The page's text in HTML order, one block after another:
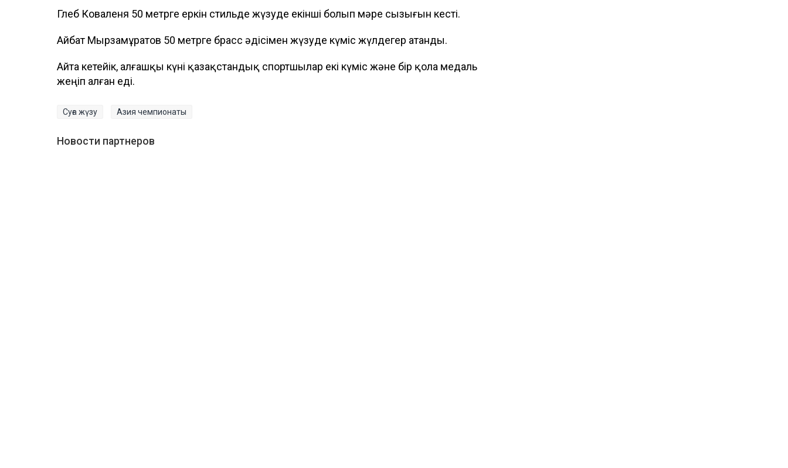
Глеб Коваленя 50 метрге еркін стильде жүзуде екінші болып мәре сызығын кесті.
Айбат Мырзамұратов 50 метрге брасс әдісімен жүзуде күміс жүлдегер атанды.
Айта кетейік, алғашқы күні қазақстандық спортшылар екі күміс және бір қола медаль
жеңіп алған еді.
Суға жүзу Азия чемпионаты
Новости партнеров